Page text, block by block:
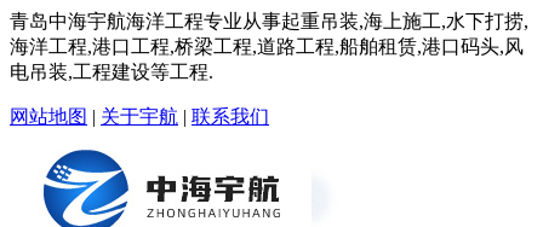
青岛中海宇航海洋工程专业从事起重吊装,海上施工,水下打捞,
海洋工程,港口工程,桥梁工程,道路工程,船舶租赁,港口码头,风
电吊装,工程建设等工程.
网站地图 | 关于宇航 | 联系我们